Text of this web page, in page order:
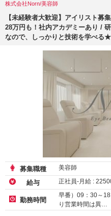
株式会社Norn/美容師
【未経験者大歓迎】アイリスト
28万円も！社内アカデミーあり /
なので、しっかりと技術を学べる★
募集職種 美容師
給与 正社員-月給 :
勤務時間
早番）09：30～
り営業時間は異…